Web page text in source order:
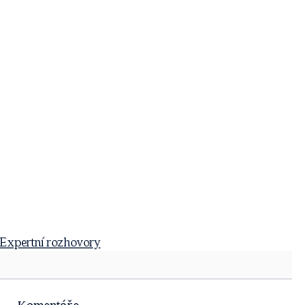
Expertní rozhovory